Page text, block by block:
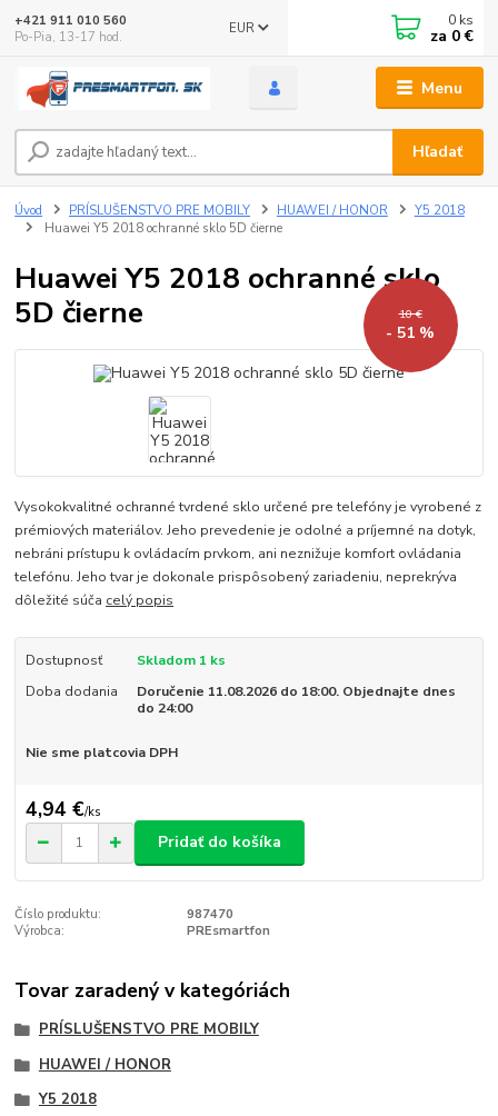
Menu
EUR
Hľadať
+421 911 010 560
Po-Pia, 13-17 hod.
0 ks
za 0 €
Úvod PRÍSLUŠENSTVO PRE MOBILY HUAWEI / HONOR
Y5 2018
Huawei Y5 2018 ochranné sklo 5D čierne
Huawei Y5 2018 ochranné sklo
5D čierne
10 €
- 51 %
Vysokokvalitné ochranné tvrdené sklo určené pre telefóny je vyrobené z
prémiových materiálov. Jeho prevedenie je odolné a príjemné na dotyk,
nebráni prístupu k ovládacím prvkom, ani neznižuje komfort ovládania
telefónu. Jeho tvar je dokonale prispôsobený zariadeniu, neprekrýva
dôležité súča celý popis
Dostupnosť
Skladom 1 ks
Doba dodania
Doručenie 11.08.2026 do 18:00. Objednajte dnes
do 24:00
Nie sme platcovia DPH
4,94 €/ks
Pridať do košíka
Číslo produktu:
987470
Výrobca:
PREsmartfon
Tovar zaradený v kategóriách
PRÍSLUŠENSTVO PRE MOBILY
HUAWEI / HONOR
Y5 2018